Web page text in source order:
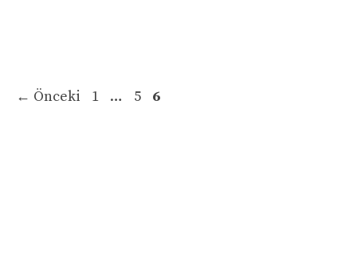
← Önceki Sayfa
1 … Sayfa
5 Sayfa
6